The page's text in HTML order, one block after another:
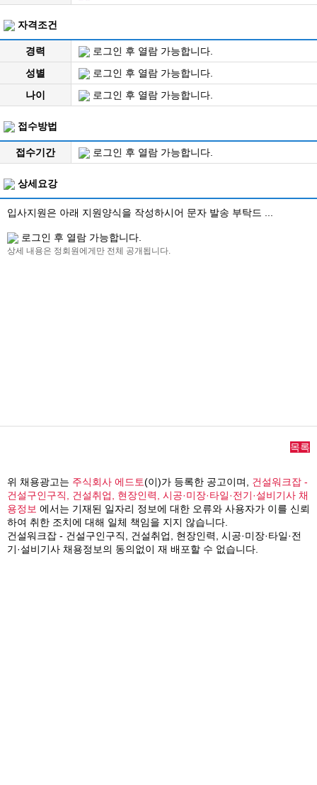
자격조건
경력
로그인 후 열람 가능합니다.
성별
로그인 후 열람 가능합니다.
나이
로그인 후 열람 가능합니다.
접수방법
접수기간 로그인 후 열람 가능합니다.
상세요강
입사지원은 아래 지원양식을 작성하시어 문자 발송 부탁드 ...
로그인 후 열람 가능합니다.
상세 내용은 정회원에게만 전체 공개됩니다.
목록
위 채용광고는 주식회사 에드토(이)가 등록한 공고이며, 건설워크잡 -
건설구인구직, 건설취업, 현장인력, 시공·미장·타일·전기·설비기사 채
용정보 에서는 기재된 일자리 정보에 대한 오류와 사용자가 이를 신뢰
하여 취한 조치에 대해 일체 책임을 지지 않습니다.
건설워크잡 - 건설구인구직, 건설취업, 현장인력, 시공·미장·타일·전
기·설비기사 채용정보의 동의없이 재 배포할 수 없습니다.